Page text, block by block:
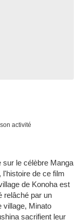
activité
sur le célèbre Manga
de ce film
de Konoha est
relâché par un
village, Minato
sacrifient leur